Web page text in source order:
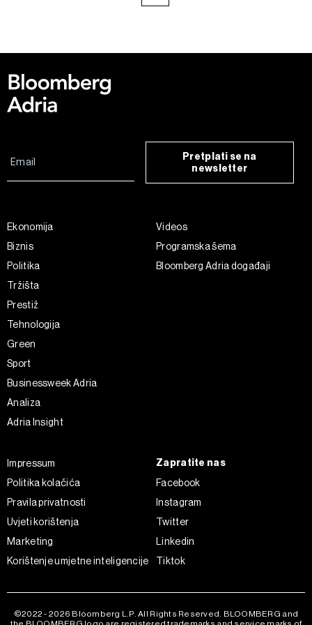
Pretplati se na
newsletter
Ekonomija
Biznis
Politika
Tržišta
Prestiž
Tehnologija
Green
Sport
Businessweek Adria
Analiza
Adria Insight
Videos
Programska šema
Bloomberg Adria događaji
Impressum
Politika kolačića
Pravila privatnosti
Uvjeti korištenja
Marketing
Korištenje umjetne inteligencije
Zapratite nas
Facebook
Instagram
Twitter
Linkedin
Tiktok
©2022 - 2026 Bloomberg L.P. All Rights Reserved. BLOOMBERG and